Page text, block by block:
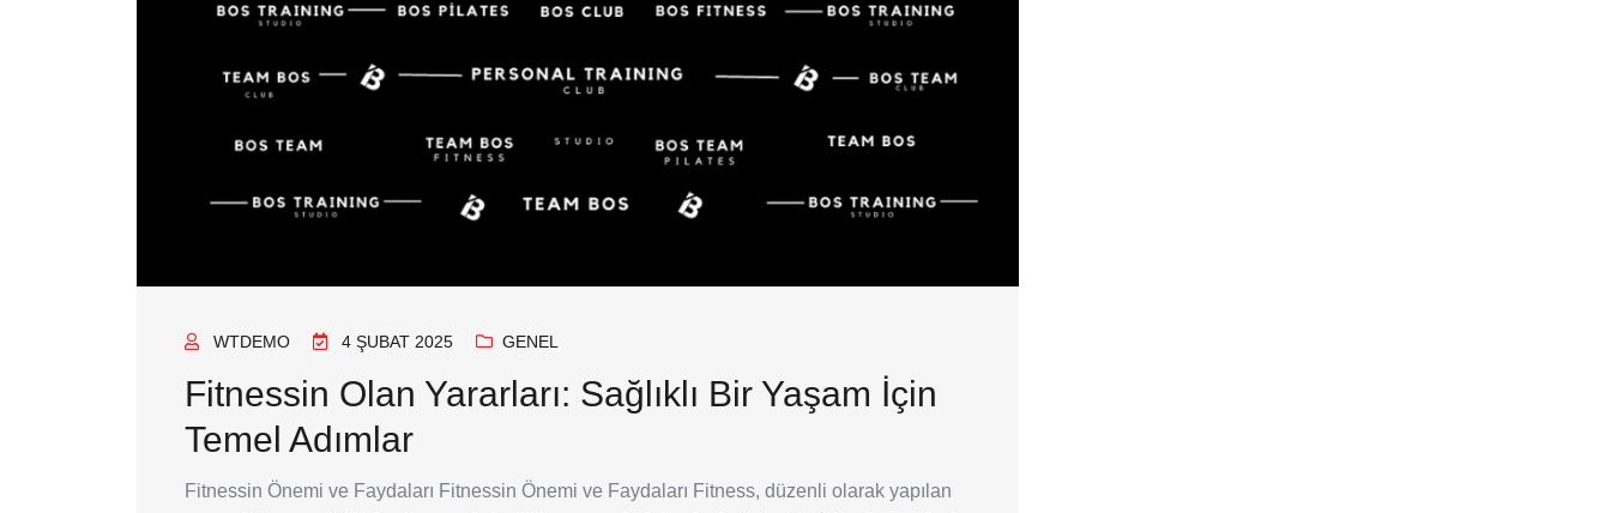
WTDEMO 4 ŞUBAT 2025 GENEL
Fitnessin Olan Yararları: Sağlıklı Bir Yaşam İçin
Temel Adımlar
Fitnessin Önemi ve Faydaları Fitnessin Önemi ve Faydaları Fitness, düzenli olarak yapılan